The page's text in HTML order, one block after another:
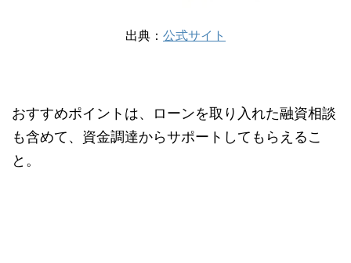
出典： 公式サイト
おすすめポイントは、ローンを取り入れた融資相談
も含めて、資金調達からサポートしてもらえるこ
と。